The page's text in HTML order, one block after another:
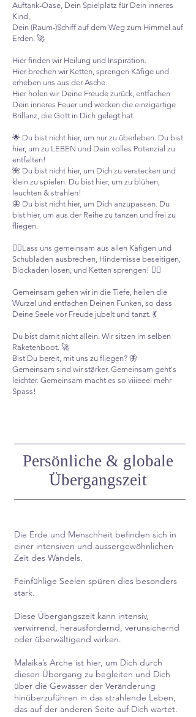
Auftank-Oase, Dein Spielplatz für Dein inneres
Kind,
Dein (Raum-)Schiff auf dem Weg zum Himmel auf
Erden. 🚀
Hier finden wir Heilung und Inspiration.
Hier brechen wir Ketten, sprengen Käfige und
erheben uns aus der Asche.
Hier holen wir Deine Freude zurück, entfachen
Dein inneres Feuer und wecken die einzigartige
Brillanz, die Gott in Dich gelegt hat.
🌟 Du bist nicht hier, um nur zu überleben. Du bist
hier, um zu LEBEN und Dein volles Potenzial zu
entfalten!
🌺 Du bist nicht hier, um Dich zu verstecken und
klein zu spielen. Du bist hier, um zu blühen,
leuchten & strahlen!
🦋 Du bist nicht hier, um Dich anzupassen. Du
bist hier, um aus der Reihe zu tanzen und frei zu
fliegen.
⛓️‍💥Lass uns gemeinsam aus allen Käfigen und
Schubladen ausbrechen, Hindernisse beseitigen,
Blockaden lösen, und Ketten sprengen! ⛓️‍💥
Gemeinsam gehen wir in die Tiefe, heilen die
Wurzel und entfachen Deinen Funken, so dass
Deine Seele vor Freude jubelt und tanzt. 💃
Du bist damit nicht allein. Wir sitzen im selben
Raketenboot. 🚀
Bist Du bereit, mit uns zu fliegen? 🦋
Gemeinsam sind wir stärker. Gemeinsam geht's
leichter. Gemeinsam macht es so viiieeel mehr
Spass! ​​
Persönliche & globale
Übergangszeit
Die Erde und Menschheit befinden sich in
einer intensiven und aussergewöhnlichen
Zeit des Wandels.
Feinfühlige Seelen spüren dies besonders
stark.
Diese Übergangszeit kann intensiv,
verwirrend, herausfordernd, verunsichernd
oder überwältigend wirken.
Malaika’s Arche ist hier, um Dich durch
diesen Übergang zu begleiten und Dich
über die Gewässer der Veränderung
hinüberzuführen in das strahlende Leben,
das auf der anderen Seite auf Dich wartet.